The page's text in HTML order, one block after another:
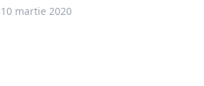
10 martie 2020